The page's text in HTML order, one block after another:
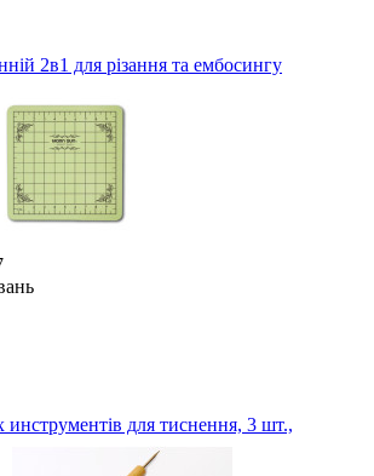
2в1 для різання та ембосингу
инструментів для тиснення, 3 шт.,